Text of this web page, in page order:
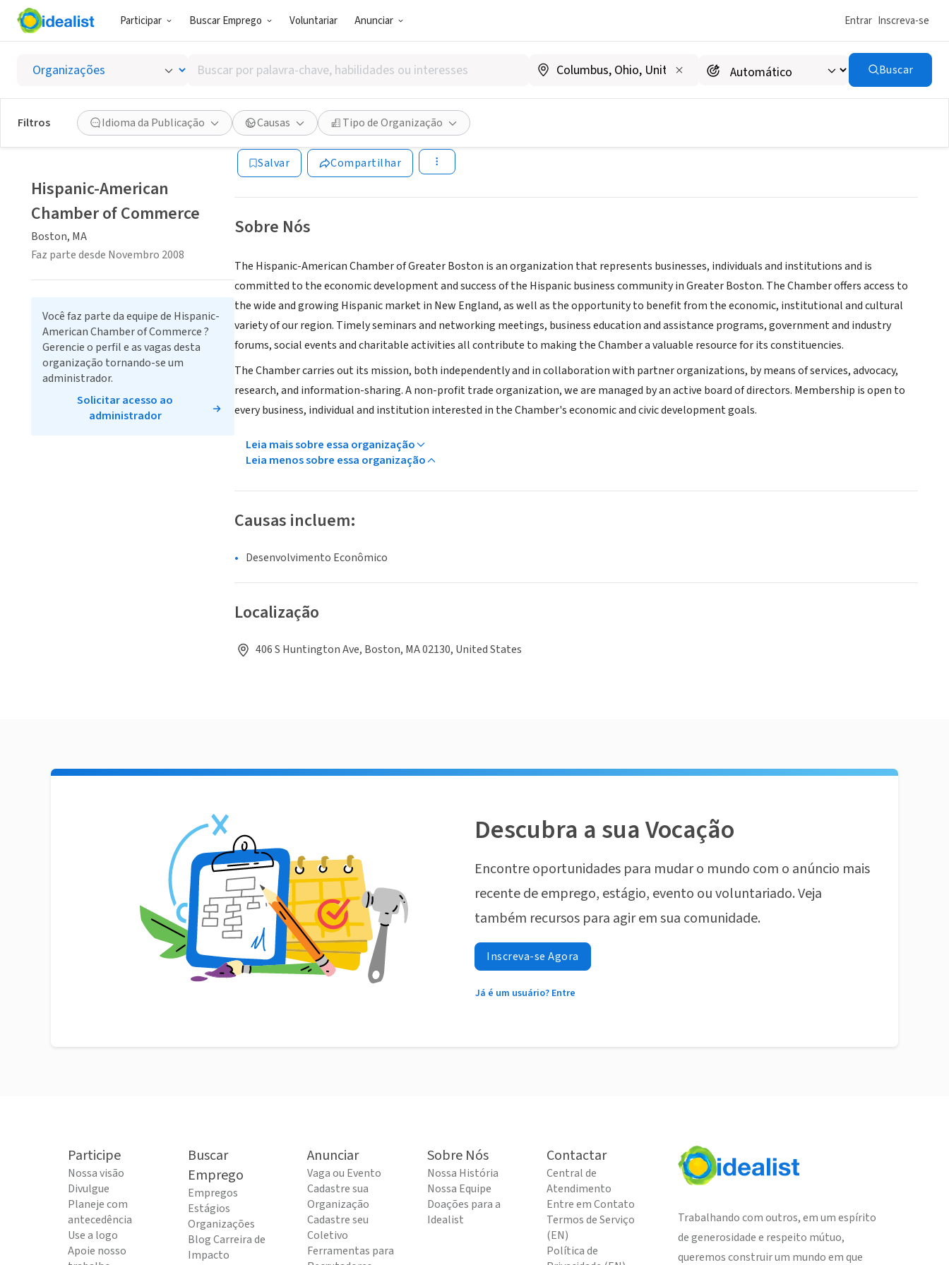
Participar Buscar Emprego Voluntariar Anunciar Entrar Inscreva-se
Buscar
por
palavra-
chave,
habilidades
ou
interesses
Buscar
Filtros Idioma da Publicação Causas Tipo de Organização
Hispanic-American Chamber of Commerce
Boston, MA www.hacc.com
Salvar Compartilhar
Sobre Nós
The Hispanic-American Chamber of Greater Boston is an organization that represents businesses, individuals and institutions and is
committed to the economic development and success of the Hispanic business community in Greater Boston. The Chamber offers access to
the wide and growing Hispanic market in New England, as well as the opportunity to benefit from the economic, institutional and cultural
variety of our region. Timely seminars and networking meetings, business education and assistance programs, government and industry
forums, social events and charitable activities all contribute to making the Chamber a valuable resource for its constituencies.
The Chamber carries out its mission, both independently and in collaboration with partner organizations, by means of services, advocacy,
research, and information-sharing. A non-profit trade organization, we are managed by an active board of directors. Membership is open to
every business, individual and institution interested in the Chamber's economic and civic development goals.
Leia mais sobre essa organização
Leia menos sobre essa organização
Causas incluem:
Desenvolvimento Econômico
Localização
406 S Huntington Ave, Boston, MA 02130, United States
Hispanic-American
Chamber of Commerce
Boston, MA
Faz parte desde Novembro 2008
Você faz parte da equipe de Hispanic-
American Chamber of Commerce ?
Gerencie o perfil e as vagas desta
organização tornando-se um
administrador.
Solicitar acesso ao
administrador
Descubra a sua Vocação
Encontre oportunidades para mudar o mundo com o anúncio mais
recente de emprego, estágio, evento ou voluntariado. Veja
também recursos para agir em sua comunidade.
Inscreva-se Agora
Já é um usuário? Entre
Participe
Nossa visão
Divulgue
Planeje com
antecedência
Use a logo
Apoie nosso
Buscar
Emprego
Empregos
Estágios
Organizações
Blog Carreira de
Impacto
Anunciar
Vaga ou Evento
Cadastre sua
Organização
Cadastre seu
Coletivo
Ferramentas para
Sobre Nós
Nossa História
Nossa Equipe
Doações para a
Idealist
Contactar
Central de
Atendimento
Entre em Contato
Termos de Serviço
(EN)
Política de
Trabalhando com outros, em um espírito
de generosidade e respeito mútuo,
queremos construir um mundo em que